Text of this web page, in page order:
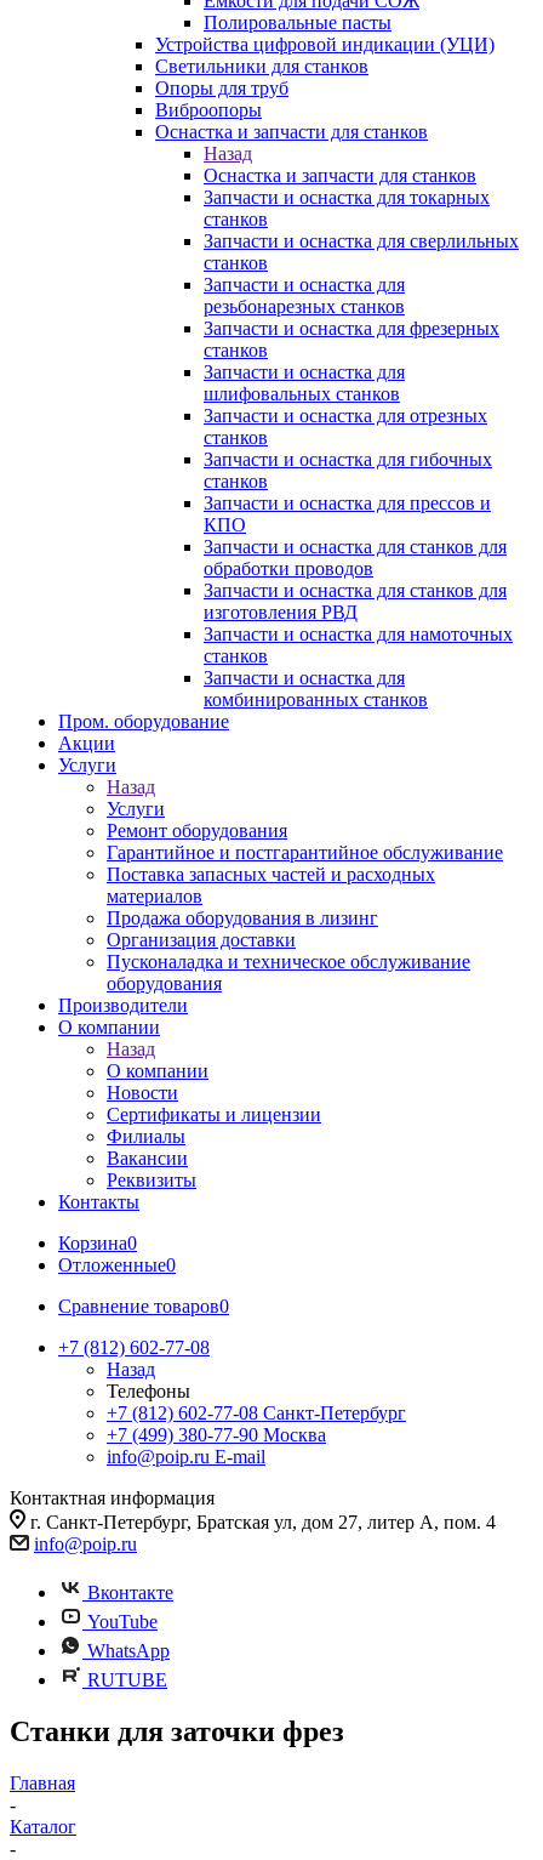
Полировальные пасты
Устройства цифровой индикации (УЦИ)
Светильники для станков
Опоры для труб
Виброопоры
Оснастка и запчасти для станков
Назад
Оснастка и запчасти для станков
Запчасти и оснастка для токарных
станков
Запчасти и оснастка для сверлильных
станков
Запчасти и оснастка для
резьбонарезных станков
Запчасти и оснастка для фрезерных
станков
Запчасти и оснастка для
шлифовальных станков
Запчасти и оснастка для отрезных
станков
Запчасти и оснастка для гибочных
станков
Запчасти и оснастка для прессов и
КПО
Запчасти и оснастка для станков для
обработки проводов
Запчасти и оснастка для станков для
изготовления РВД
Запчасти и оснастка для намоточных
станков
Запчасти и оснастка для
комбинированных станков
Пром. оборудование
Акции
Услуги
Назад
Услуги
Ремонт оборудования
Гарантийное и постгарантийное обслуживание
Поставка запасных частей и расходных
материалов
Продажа оборудования в лизинг
Организация доставки
Пусконаладка и техническое обслуживание
оборудования
Производители
О компании
Назад
О компании
Новости
Сертификаты и лицензии
Филиалы
Вакансии
Реквизиты
Контакты
Корзина0
Отложенные0
Сравнение товаров0
+7 (812) 602-77-08
Назад
Телефоны
+7 (812) 602-77-08 Санкт-Петербург
+7 (499) 380-77-90 Москва
info@poip.ru E-mail
Контактная информация
г. Санкт-Петербург, Братская ул, дом 27, литер А, пом. 4
info@poip.ru
Вконтакте
YouTube
WhatsApp
RUTUBE
Станки для заточки фрез
Главная
-
Каталог
-